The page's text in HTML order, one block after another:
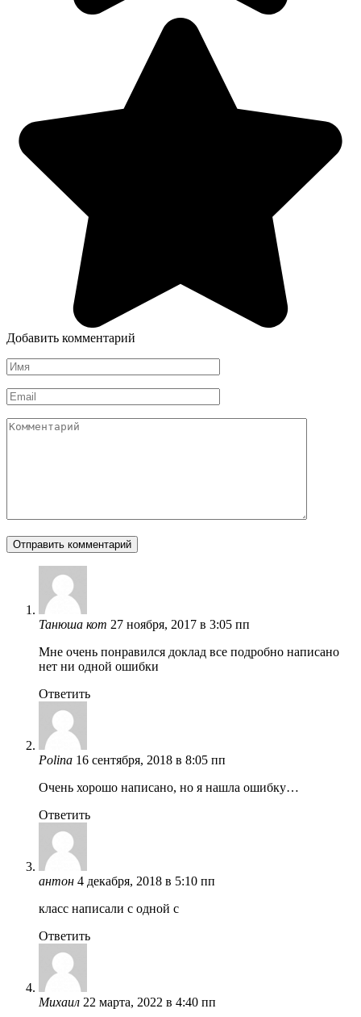
Добавить комментарий
Имя
*
Email
*
Комментарий
Танюша кот 27 ноября, 2017 в 3:05 пп
Мне очень понравился доклад все подробно написано
нет ни одной ошибки
Ответить
Polina 16 сентября, 2018 в 8:05 пп
Очень хорошо написано, но я нашла ошибку…
Ответить
антон 4 декабря, 2018 в 5:10 пп
класс написали с одной с
Ответить
Михаил 22 марта, 2022 в 4:40 пп